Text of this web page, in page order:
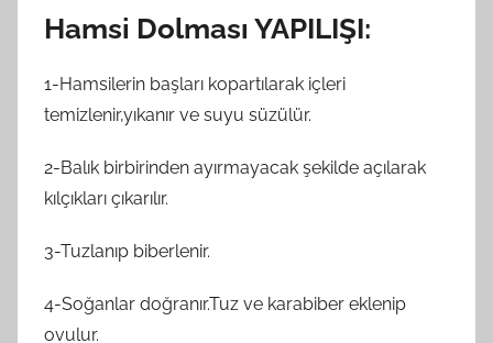
Hamsi Dolması YAPILIŞI:
1-Hamsilerin başları kopartılarak içleri
temizlenir,yıkanır ve suyu süzülür.
2-Balık birbirinden ayırmayacak şekilde açılarak
kılçıkları çıkarılır.
3-Tuzlanıp biberlenir.
4-Soğanlar doğranır.Tuz ve karabiber eklenip
ovulur.